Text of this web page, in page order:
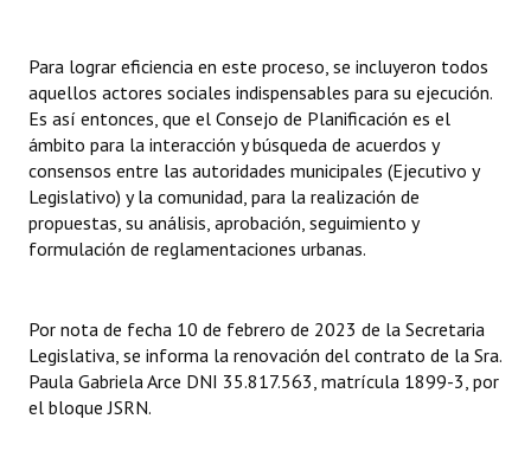
Registros y Distinciones
Datos Históricos
Premio al Mérito - Registro
Audiencias Públicas - Registro
Periodistas Decanos - Registro
Ciudadano Ilustre - Registro
Banca del Vecino - Registro
Para lograr eficiencia en este proceso, se incluyeron todos
aquellos actores sociales indispensables para su ejecución.
Es así entonces, que el Consejo de Planificación es el
ámbito para la interacción y búsqueda de acuerdos y
consensos entre las autoridades municipales (Ejecutivo y
Legislativo) y la comunidad, para la realización de
propuestas, su análisis, aprobación, seguimiento y
formulación de reglamentaciones urbanas.
Por nota de fecha 10 de febrero de 2023 de la Secretaria
Legislativa, se informa la renovación del contrato de la Sra.
Paula Gabriela Arce DNI 35.817.563, matrícula 1899-3, por
el bloque JSRN.